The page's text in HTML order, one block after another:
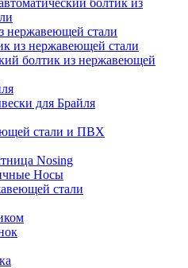
болтик из
нержавеющей стали
из нержавеющей стали
болтик из нержавеющей
для Брайля
стали и ПВХ
Nosing
Носы
стали